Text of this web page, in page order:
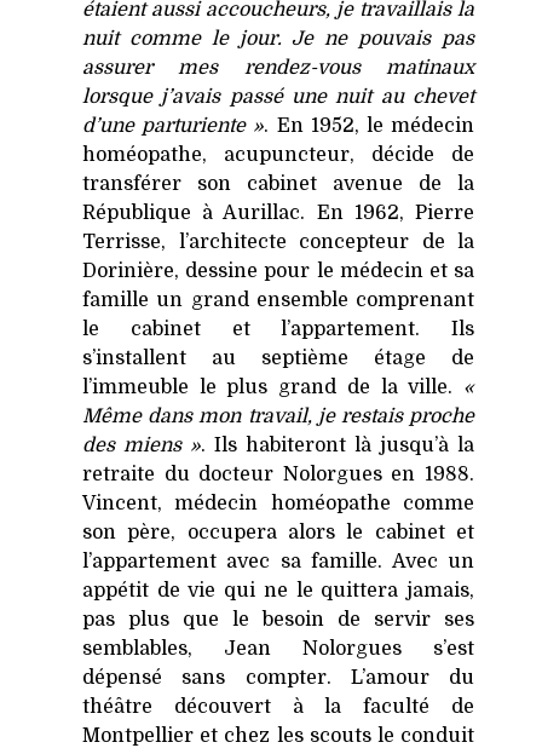
étaient aussi accoucheurs, je travaillais la
nuit comme le jour. Je ne pouvais pas
assurer mes rendez-vous matinaux
lorsque j’avais passé une nuit au chevet
d’une parturiente ». En 1952, le médecin
homéopathe, acupuncteur, décide de
transférer son cabinet avenue de la
République à Aurillac. En 1962, Pierre
Terrisse, l’architecte concepteur de la
Dorinière, dessine pour le médecin et sa
famille un grand ensemble comprenant
le cabinet et l’appartement. Ils
s’installent au septième étage de
l’immeuble le plus grand de la ville. «
Même dans mon travail, je restais proche
des miens ». Ils habiteront là jusqu’à la
retraite du docteur Nolorgues en 1988.
Vincent, médecin homéopathe comme
son père, occupera alors le cabinet et
l’appartement avec sa famille. Avec un
appétit de vie qui ne le quittera jamais,
pas plus que le besoin de servir ses
semblables, Jean Nolorgues s’est
dépensé sans compter. L’amour du
théâtre découvert à la faculté de
Montpellier et chez les scouts le conduit